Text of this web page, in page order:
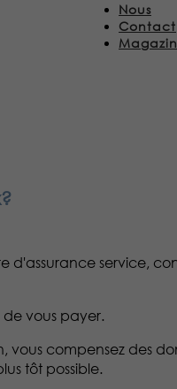
Nous
Contact
d'assurance service,
vous payer.
compensez des
tôt possible.